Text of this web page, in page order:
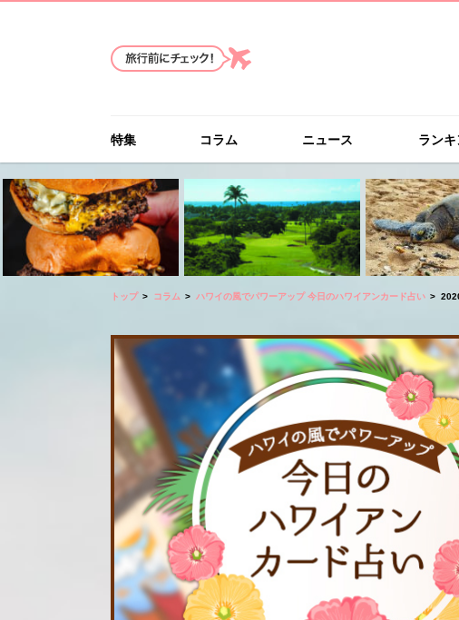
特集 コラム ニュース ランキ
トップ コラム ハワイの風でパワーアップ 今日のハワイアンカード占い